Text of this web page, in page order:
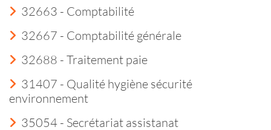
32663 - Comptabilité
32667 - Comptabilité générale
32688 - Traitement paie
31407 - Qualité hygiène sécurité
environnement
35054 - Secrétariat assistanat